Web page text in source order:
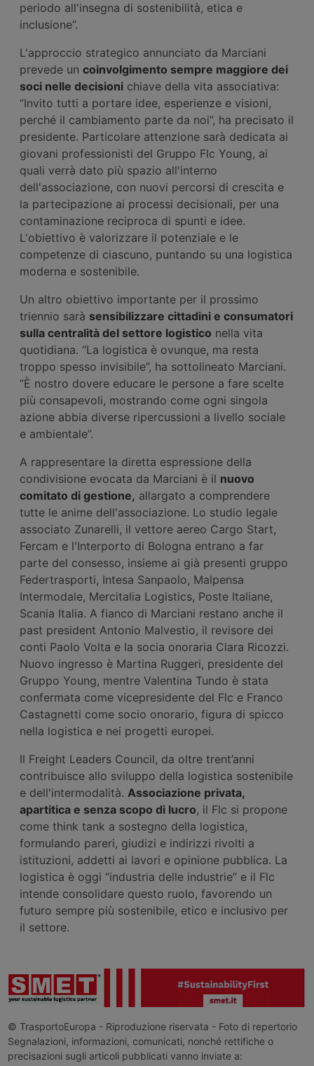
periodo all'insegna di sostenibilità, etica e
inclusione”.
L'approccio strategico annunciato da Marciani
prevede un coinvolgimento sempre maggiore dei
soci nelle decisioni chiave della vita associativa:
“Invito tutti a portare idee, esperienze e visioni,
perché il cambiamento parte da noi”, ha precisato il
presidente. Particolare attenzione sarà dedicata ai
giovani professionisti del Gruppo Flc Young, ai
quali verrà dato più spazio all'interno
dell'associazione, con nuovi percorsi di crescita e
la partecipazione ai processi decisionali, per una
contaminazione reciproca di spunti e idee.
L'obiettivo è valorizzare il potenziale e le
competenze di ciascuno, puntando su una logistica
moderna e sostenibile.
Un altro obiettivo importante per il prossimo
triennio sarà sensibilizzare cittadini e consumatori
sulla centralità del settore logistico nella vita
quotidiana. “La logistica è ovunque, ma resta
troppo spesso invisibile”, ha sottolineato Marciani.
“È nostro dovere educare le persone a fare scelte
più consapevoli, mostrando come ogni singola
azione abbia diverse ripercussioni a livello sociale
e ambientale”.
A rappresentare la diretta espressione della
condivisione evocata da Marciani è il nuovo
comitato di gestione, allargato a comprendere
tutte le anime dell'associazione. Lo studio legale
associato Zunarelli, il vettore aereo Cargo Start,
Fercam e l'Interporto di Bologna entrano a far
parte del consesso, insieme ai già presenti gruppo
Federtrasporti, Intesa Sanpaolo, Malpensa
Intermodale, Mercitalia Logistics, Poste Italiane,
Scania Italia. A fianco di Marciani restano anche il
past president Antonio Malvestio, il revisore dei
conti Paolo Volta e la socia onoraria Clara Ricozzi.
Nuovo ingresso è Martina Ruggeri, presidente del
Gruppo Young, mentre Valentina Tundo è stata
confermata come vicepresidente del Flc e Franco
Castagnetti come socio onorario, figura di spicco
nella logistica e nei progetti europei.
Il Freight Leaders Council, da oltre trent’anni
contribuisce allo sviluppo della logistica sostenibile
e dell'intermodalità. Associazione privata,
apartitica e senza scopo di lucro, il Flc si propone
come think tank a sostegno della logistica,
formulando pareri, giudizi e indirizzi rivolti a
istituzioni, addetti ai lavori e opinione pubblica. La
logistica è oggi “industria delle industrie” e il Flc
intende consolidare questo ruolo, favorendo un
futuro sempre più sostenibile, etico e inclusivo per
il settore.
© TrasportoEuropa - Riproduzione riservata - Foto di repertorio
Segnalazioni, informazioni, comunicati, nonché rettifiche o
precisazioni sugli articoli pubblicati vanno inviate a: